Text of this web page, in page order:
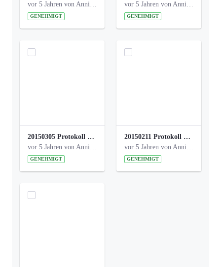
vor 5 Jahren von Anni Schlumberger
GENEHMIGT
vor 5 Jahren von Anni Schlumberger
GENEHMIGT
20150305 Protokoll Bismarckplatz _UrbanG_01.pdf
vor 5 Jahren von Anni Schlumberger
GENEHMIGT
20150211 Protokoll Bismarckplatz_Jugend_02b.pdf
vor 5 Jahren von Anni Schlumberger
GENEHMIGT